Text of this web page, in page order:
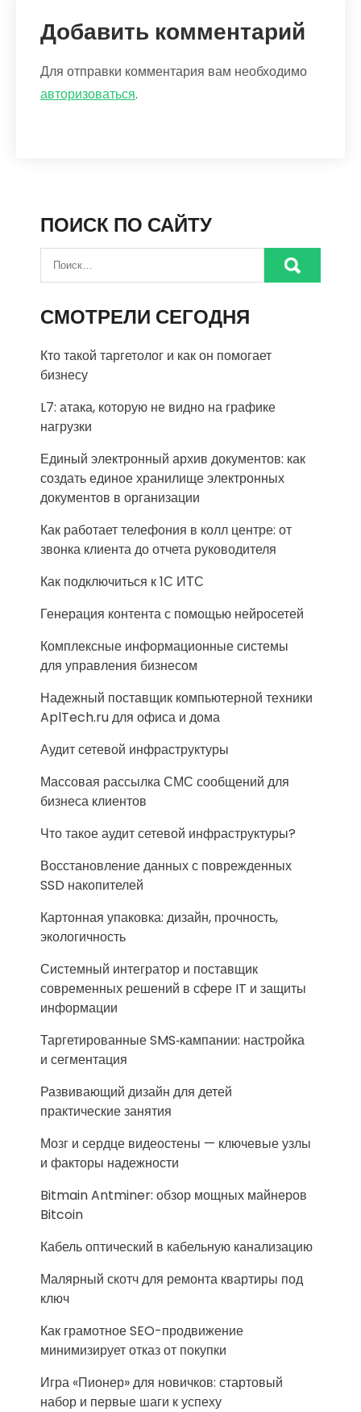
Добавить комментарий
Для отправки комментария вам необходимо
авторизоваться.
ПОИСК ПО САЙТУ
СМОТРЕЛИ СЕГОДНЯ
Кто такой таргетолог и как он помогает
бизнесу
L7: атака, которую не видно на графике
нагрузки
Единый электронный архив документов: как
создать единое хранилище электронных
документов в организации
Как работает телефония в колл центре: от
звонка клиента до отчета руководителя
Как подключиться к 1С ИТС
Генерация контента с помощью нейросетей
Комплексные информационные системы
для управления бизнесом
Надежный поставщик компьютерной техники
AplTech.ru для офиса и дома
Аудит сетевой инфраструктуры
Массовая рассылка СМС сообщений для
бизнеса клиентов
Что такое аудит сетевой инфраструктуры?
Восстановление данных с поврежденных
SSD накопителей
Картонная упаковка: дизайн, прочность,
экологичность
Системный интегратор и поставщик
современных решений в сфере IT и защиты
информации
Таргетированные SMS‑кампании: настройка
и сегментация
Развивающий дизайн для детей
практические занятия
Мозг и сердце видеостены — ключевые узлы
и факторы надежности
Bitmain Antminer: обзор мощных майнеров
Bitcoin
Кабель оптический в кабельную канализацию
Малярный скотч для ремонта квартиры под
ключ
Как грамотное SEO-продвижение
минимизирует отказ от покупки
Игра «Пионер» для новичков: стартовый
набор и первые шаги к успеху